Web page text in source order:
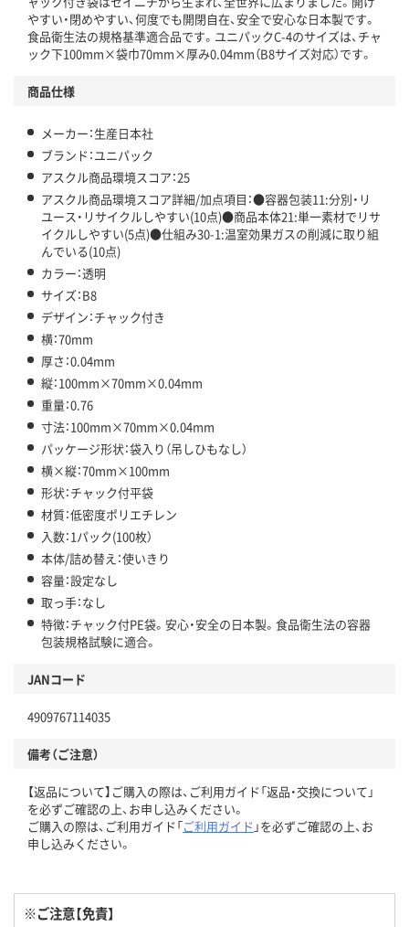
アスクル商品環境スコア詳細／加点項目
」で確認できます。
やすい・閉めやすい、何度でも開閉自在、安全で安心な日本製です。
食品衛生法の規格基準適合品です。ユニパックC-4のサイズは、チャ
ック下100mm×袋巾70mm×厚み0.04mm（B8サイズ対応）です。
商品仕様
メーカー：生産日本社
ブランド：ユニパック
アスクル商品環境スコア：25
アスクル商品環境スコア詳細/加点項目：●容器包装11:分別・リ
ユース・リサイクルしやすい(10点)●商品本体21:単一素材でリサ
イクルしやすい(5点)●仕組み30-1:温室効果ガスの削減に取り組
んでいる(10点)
カラー：透明
サイズ：B8
デザイン：チャック付き
横：70mm
厚さ：0.04mm
縦：100mm×70mm×0.04mm
重量：0.76
寸法：100mm×70mm×0.04mm
パッケージ形状：袋入り（吊しひもなし）
横×縦：70mm×100mm
形状：チャック付平袋
材質：低密度ポリエチレン
入数：1パック(100枚）
本体/詰め替え：使いきり
容量：設定なし
取っ手：なし
特徴：チャック付PE袋。安心・安全の日本製。食品衛生法の容器
包装規格試験に適合。
JANコード
4909767114035
備考（ご注意）
【返品について】ご購入の際は、ご利用ガイド「返品・交換について」
を必ずご確認の上、お申し込みください。
ご購入の際は、ご利用ガイド「ご利用ガイド 」を必ずご確認の上、お
申し込みください。
※ご注意【免責】